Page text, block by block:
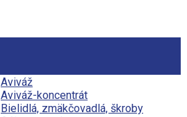
Aviváž
Aviváž-koncentrát
Bielidlá, zmäkčovadlá, škroby